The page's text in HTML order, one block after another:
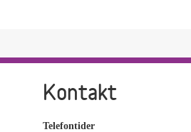
Kontakt
Telefontider